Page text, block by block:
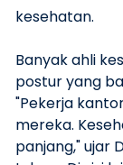
kesehatan.
Banyak ahli
postur yang
"Pekerja
mereka.
panjang," ujar